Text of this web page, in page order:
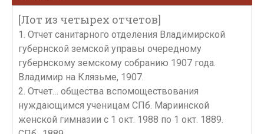
[Лот из четырех отчетов]
1. Отчет санитарного отделения Владимирской
губернской земской управы очередному
губернскому земскому собранию 1907 года.
Владимир на Клязьме, 1907.
2. Отчет… общества вспомоществования
нуждающимся ученицам СПб. Мариинской
женской гимназии с 1 окт. 1988 по 1 окт. 1889.